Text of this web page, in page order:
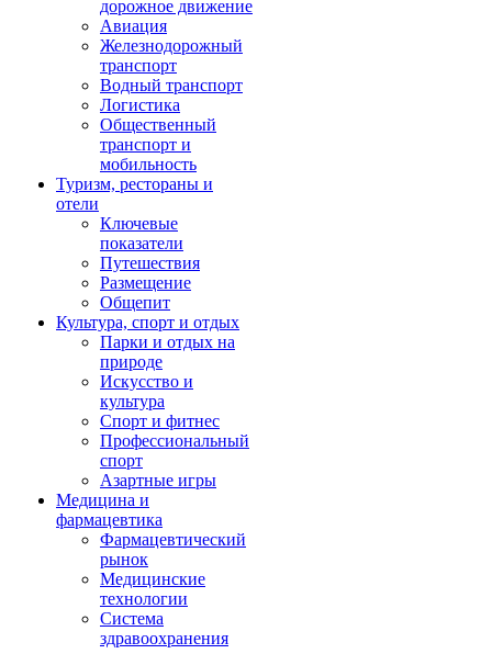
дорожное движение
Авиация
Железнодорожный
транспорт
Водный транспорт
Логистика
Общественный
транспорт и
мобильность
Туризм, рестораны и
отели
Ключевые
показатели
Путешествия
Размещение
Общепит
Культура, спорт и отдых
Парки и отдых на
природе
Искусство и
культура
Спорт и фитнес
Профессиональный
спорт
Азартные игры
Медицина и
фармацевтика
Фармацевтический
рынок
Медицинские
технологии
Система
здравоохранения